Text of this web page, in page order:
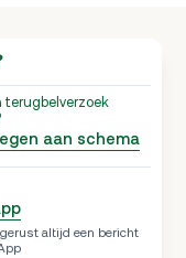
terugbelverzoek
aan schema
altijd een bericht